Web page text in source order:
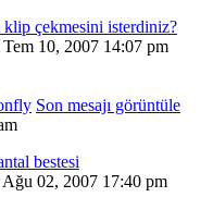
klip çekmesini isterdiniz?
Tem 10, 2007 14:07 pm
Son mesajı görüntüle
bestesi
Ağu 02, 2007 17:40 pm